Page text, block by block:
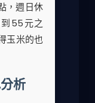
，週日休
55元之
玉米的也
析